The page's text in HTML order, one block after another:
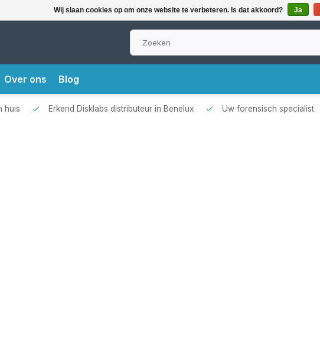
Over ons Blog
huis Erkend Disklabs distributeur in Benelux Uw forensisch specialist
Wij slaan cookies op om onze website te verbeteren. Is dat akkoord? Ja